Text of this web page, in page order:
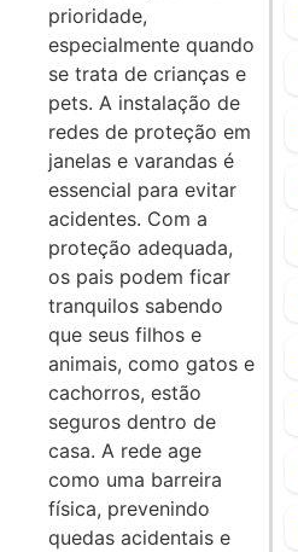
prioridade,
especialmente quando
se trata de crianças e
pets. A instalação de
redes de proteção em
janelas e varandas é
essencial para evitar
acidentes. Com a
proteção adequada,
os pais podem ficar
tranquilos sabendo
que seus filhos e
animais, como gatos e
cachorros, estão
seguros dentro de
casa. A rede age
como uma barreira
física, prevenindo
quedas acidentais e